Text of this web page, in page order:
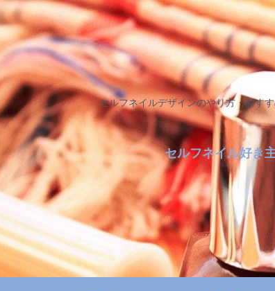
セルフネイルデザインのやり方・おす
セルフネイル好き